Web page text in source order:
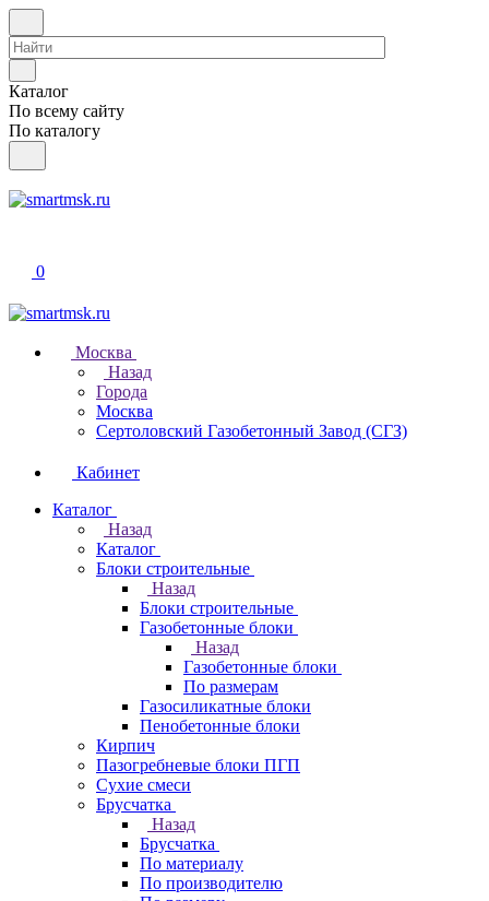
Каталог
По всему сайту
По каталогу
0
Москва
Назад
Города
Москва
Сертоловский Газобетонный Завод (СГЗ)
Кабинет
Каталог
Назад
Каталог
Блоки строительные
Назад
Блоки строительные
Газобетонные блоки
Назад
Газобетонные блоки
По размерам
Газосиликатные блоки
Пенобетонные блоки
Кирпич
Пазогребневые блоки ПГП
Сухие смеси
Брусчатка
Назад
Брусчатка
По материалу
По производителю